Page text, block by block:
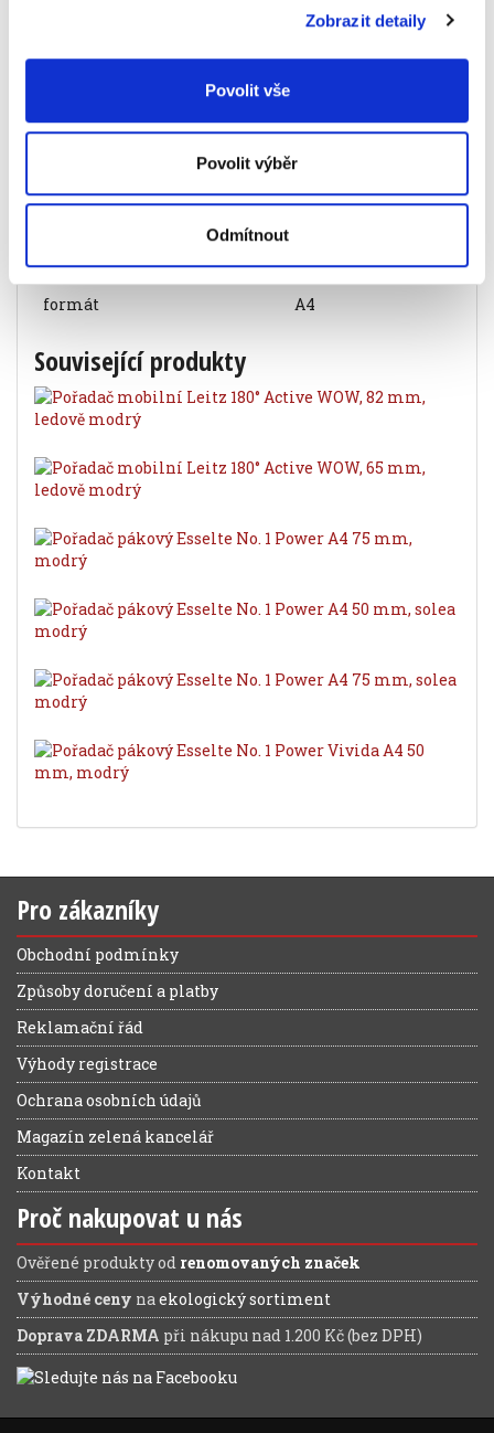
Zobrazit detaily
Povolit vše
Povolit výběr
Odmítnout
Krabice archivační 100 mm, modrá
Specifikace produktu
barva
modrá
formát
A4
Související produkty
Pro zákazníky
Obchodní podmínky
Způsoby doručení a platby
Reklamační řád
Výhody registrace
Ochrana osobních údajů
Magazín zelená kancelář
Kontakt
Proč nakupovat u nás
Ověřené produkty od renomovaných značek
Výhodné ceny naekologický sortiment
Doprava ZDARMA při nákupu nad 1.200 Kč (bez DPH)